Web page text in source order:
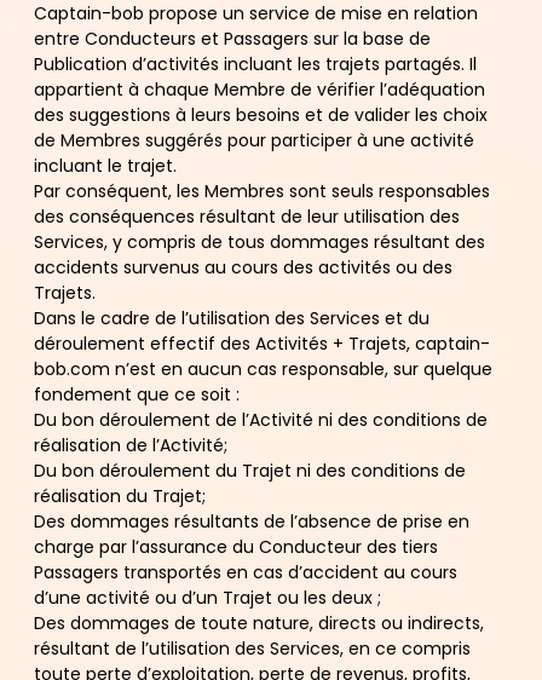
Captain-bob propose un service de mise en relation
entre Conducteurs et Passagers sur la base de
Publication d’activités incluant les trajets partagés. Il
appartient à chaque Membre de vérifier l’adéquation
des suggestions à leurs besoins et de valider les choix
de Membres suggérés pour participer à une activité
incluant le trajet.
Par conséquent, les Membres sont seuls responsables
des conséquences résultant de leur utilisation des
Services, y compris de tous dommages résultant des
accidents survenus au cours des activités ou des
Trajets.
Dans le cadre de l’utilisation des Services et du
déroulement effectif des Activités + Trajets, captain-
bob.com n’est en aucun cas responsable, sur quelque
fondement que ce soit :
Du bon déroulement de l’Activité ni des conditions de
réalisation de l’Activité;
Du bon déroulement du Trajet ni des conditions de
réalisation du Trajet;
Des dommages résultants de l’absence de prise en
charge par l’assurance du Conducteur des tiers
Passagers transportés en cas d’accident au cours
d’une activité ou d’un Trajet ou les deux ;
Des dommages de toute nature, directs ou indirects,
résultant de l’utilisation des Services, en ce compris
toute perte d’exploitation, perte de revenus, profits,